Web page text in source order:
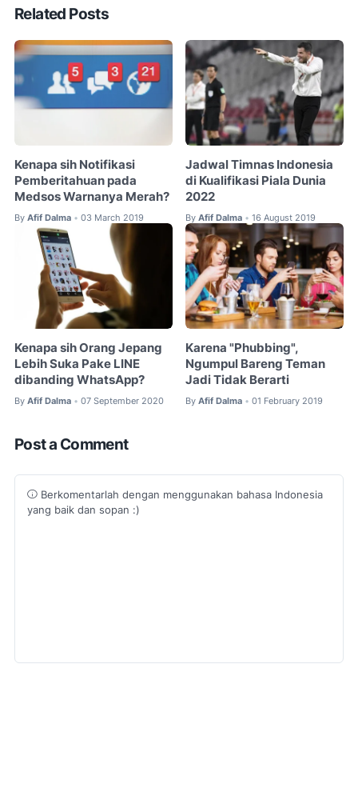
Related Posts
Kenapa sih Notifikasi
Pemberitahuan pada
Medsos Warnanya Merah?
By Afif Dalma • 03 March 2019
Jadwal Timnas Indonesia
di Kualifikasi Piala Dunia
2022
By Afif Dalma • 16 August 2019
Kenapa sih Orang Jepang
Lebih Suka Pake LINE
dibanding WhatsApp?
By Afif Dalma • 07 September 2020
Karena "Phubbing",
Ngumpul Bareng Teman
Jadi Tidak Berarti
By Afif Dalma • 01 February 2019
Post a Comment
Berkomentarlah dengan menggunakan bahasa Indonesia
yang baik dan sopan :)